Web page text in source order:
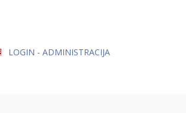
LOGIN - ADMINISTRACIJA